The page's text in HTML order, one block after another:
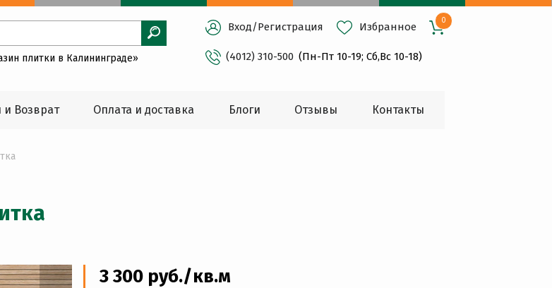
плитки в Калининграде»
Вход/Регистрация Избранное
0
(4012) 310-500 (Пн-Пт 10-19; Сб,Вс 10-18)
и Возврат Оплата и доставка Блоги Oтзывы Контакты
3 300 руб./кв.м